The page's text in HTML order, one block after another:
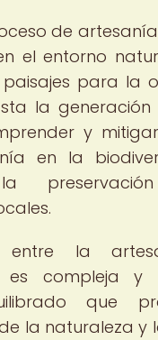
de
el entorno
para la
la generación
y
en la
la
entre la
es compleja y
que
la naturaleza y